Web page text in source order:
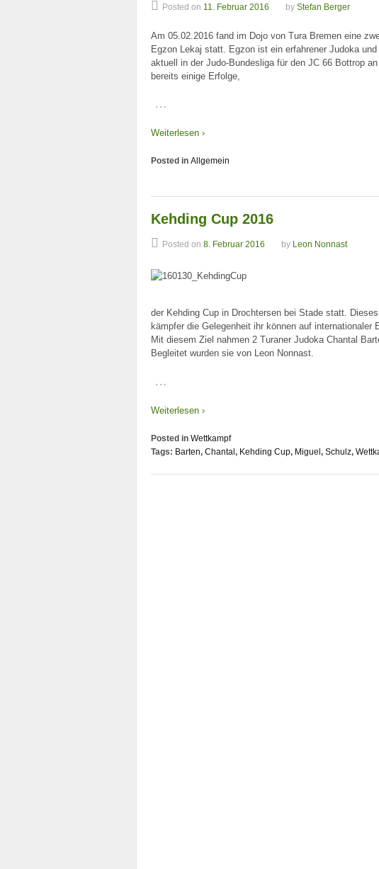
Posted on 11. Februar 2016 by Stefan Berger
Am 05.02.2016 fand im Dojo von Tura Bremen eine
Egzon Lekaj statt. Egzon ist ein erfahrener Judoka
aktuell in der Judo-Bundesliga für den JC 66 Bottrop
bereits einige Erfolge,
…
Weiterlesen ›
Posted in Allgemein
Kehding Cup 2016
Posted on 8. Februar 2016 by Leon Nonnast
der Kehding Cup in Drochtersen bei Stade statt.
kämpfer die Gelegenheit ihr können auf internationaler
Mit diesem Ziel nahmen 2 Turaner Judoka Chantal
Begleitet wurden sie von Leon Nonnast.
…
Weiterlesen ›
Posted in Wettkampf
Tags: Barten, Chantal, Kehding Cup, Miguel, Schulz,